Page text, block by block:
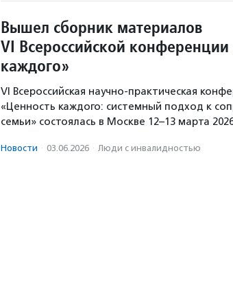
Вышел сборник материалов
VI Всероссийской конференции
каждого»
VI Всероссийская научно-практическая
«Ценность каждого: системный подход к
семьи» состоялась в Москве 12–13 марта
Новости · 03.06.2026 · Люди с инвалидностью